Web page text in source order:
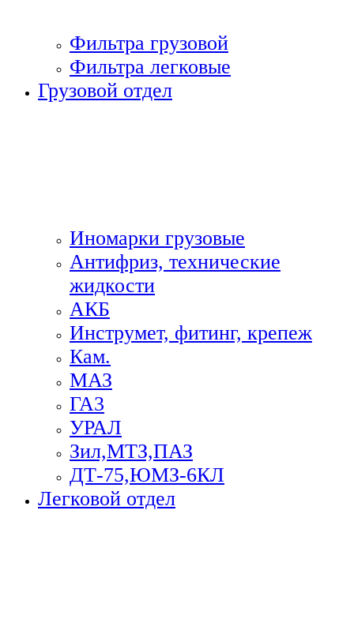
Фильтра грузовой
Фильтра легковые
Грузовой отдел
Иномарки грузовые
Антифриз, технические
жидкости
АКБ
Инструмет, фитинг, крепеж
Кам.
МАЗ
ГА3
УРАЛ
Зил,МТЗ,ПАЗ
ДТ-75,ЮМЗ-6КЛ
Легковой отдел